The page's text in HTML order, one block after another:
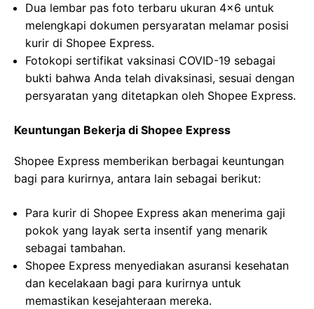
Dua lembar pas foto terbaru ukuran 4×6 untuk
melengkapi dokumen persyaratan melamar posisi
kurir di Shopee Express.
Fotokopi sertifikat vaksinasi COVID-19 sebagai
bukti bahwa Anda telah divaksinasi, sesuai dengan
persyaratan yang ditetapkan oleh Shopee Express.
Keuntungan Bekerja di Shopee Express
Shopee Express memberikan berbagai keuntungan
bagi para kurirnya, antara lain sebagai berikut:
Para kurir di Shopee Express akan menerima gaji
pokok yang layak serta insentif yang menarik
sebagai tambahan.
Shopee Express menyediakan asuransi kesehatan
dan kecelakaan bagi para kurirnya untuk
memastikan kesejahteraan mereka.